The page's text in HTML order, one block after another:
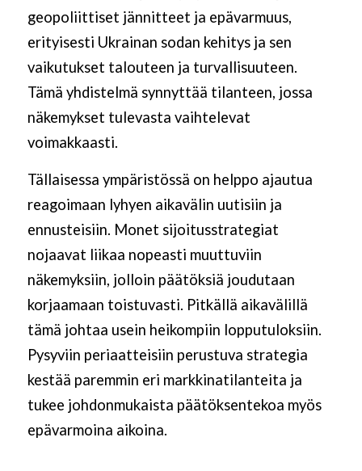
geopoliittiset jännitteet ja epävarmuus,
erityisesti Ukrainan sodan kehitys ja sen
vaikutukset talouteen ja turvallisuuteen.
Tämä yhdistelmä synnyttää tilanteen, jossa
näkemykset tulevasta vaihtelevat
voimakkaasti.
Tällaisessa ympäristössä on helppo ajautua
reagoimaan lyhyen aikavälin uutisiin ja
ennusteisiin. Monet sijoitusstrategiat
nojaavat liikaa nopeasti muuttuviin
näkemyksiin, jolloin päätöksiä joudutaan
korjaamaan toistuvasti. Pitkällä aikavälillä
tämä johtaa usein heikompiin lopputuloksiin.
Pysyviin periaatteisiin perustuva strategia
kestää paremmin eri markkinatilanteita ja
tukee johdonmukaista päätöksentekoa myös
epävarmoina aikoina.